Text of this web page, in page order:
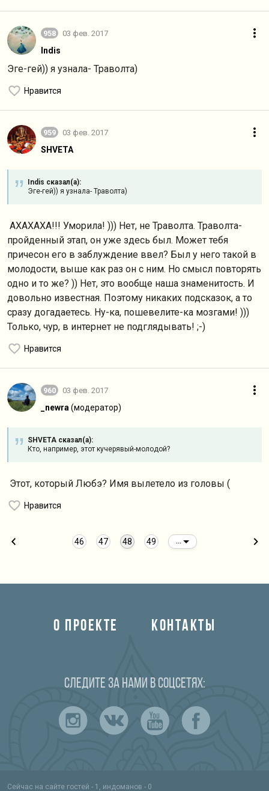
958 03 фев. 2017
Indis
Эге-гей)) я узнала- Траволта)
Нравится
959 03 фев. 2017
SHVETA
Indis сказал(а):
Эге-гей)) я узнала- Траволта)
АХАХАХА!!! Уморила! ))) Нет, не Траволта. Траволта-
пройденный этап, он уже здесь был. Может тебя
причесон его в заблуждение ввел? Был у него такой в
молодости, выше как раз он с ним. Но смысл повторять
одно и то же? )) Нет, это вообще наша знаменитость. И
довольно известная. Поэтому никаких подсказок, а то
сразу догадаетесь. Ну-ка, пошевелите-ка мозгами! )))
Только, чур, в интернет не подглядывать! ;-)
Нравится
960 03 фев. 2017
_newra (модератор)
SHVETA сказал(а):
Кто, например, этот кучерявый-молодой?
Этот, который Любэ? Имя вылетело из головы (
Нравится
46 47 48 49
О ПРОЕКТЕ КОНТАКТЫ
Следите за нами в соцсетях:
Сейчас на сайте гостей - 1, индоманов - 0